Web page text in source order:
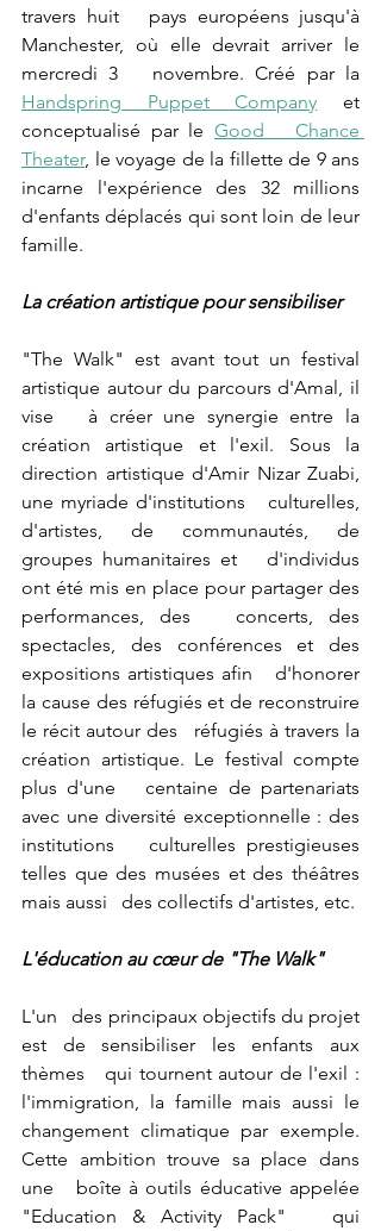
travers huit   pays européens jusqu'à
Manchester, où elle devrait arriver le
Handspring Puppet Company et
conceptualisé par le Good   Chance
Theater, le voyage de la fillette de 9 ans
incarne l'expérience des 32 millions
d'enfants déplacés qui sont loin de leur
famille.
La création artistique pour sensibiliser
"The Walk" est avant tout un festival
artistique autour du parcours d'Amal, il
vise   à créer une synergie entre la
création artistique et l'exil. Sous la
direction artistique d'Amir Nizar Zuabi,
une myriade d'institutions   culturelles,
d'artistes, de communautés, de
groupes humanitaires et   d'individus
ont été mis en place pour partager des
performances, des   concerts, des
spectacles, des conférences et des
expositions artistiques afin   d'honorer
la cause des réfugiés et de reconstruire
le récit autour des   réfugiés à travers la
création artistique. Le festival compte
plus d'une   centaine de partenariats
avec une diversité exceptionnelle : des
institutions   culturelles prestigieuses
telles que des musées et des théâtres
mais aussi   des collectifs d'artistes, etc.
L'éducation au cœur de "The Walk"
L'un   des principaux objectifs du projet
est de sensibiliser les enfants aux
thèmes   qui tournent autour de l'exil :
l'immigration, la famille mais aussi le
changement climatique par exemple.
Cette ambition trouve sa place dans
une   boîte à outils éducative appelée
"Education & Activity Pack"   qui